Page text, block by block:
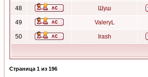
48 Шуш
49 ValeryL
50 Irash
Страница 1 из 196